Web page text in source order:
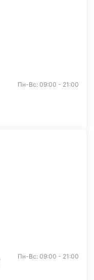
Пн-Вс: 09:00 - 21:00
Пн-Вс: 09:00 - 21:00